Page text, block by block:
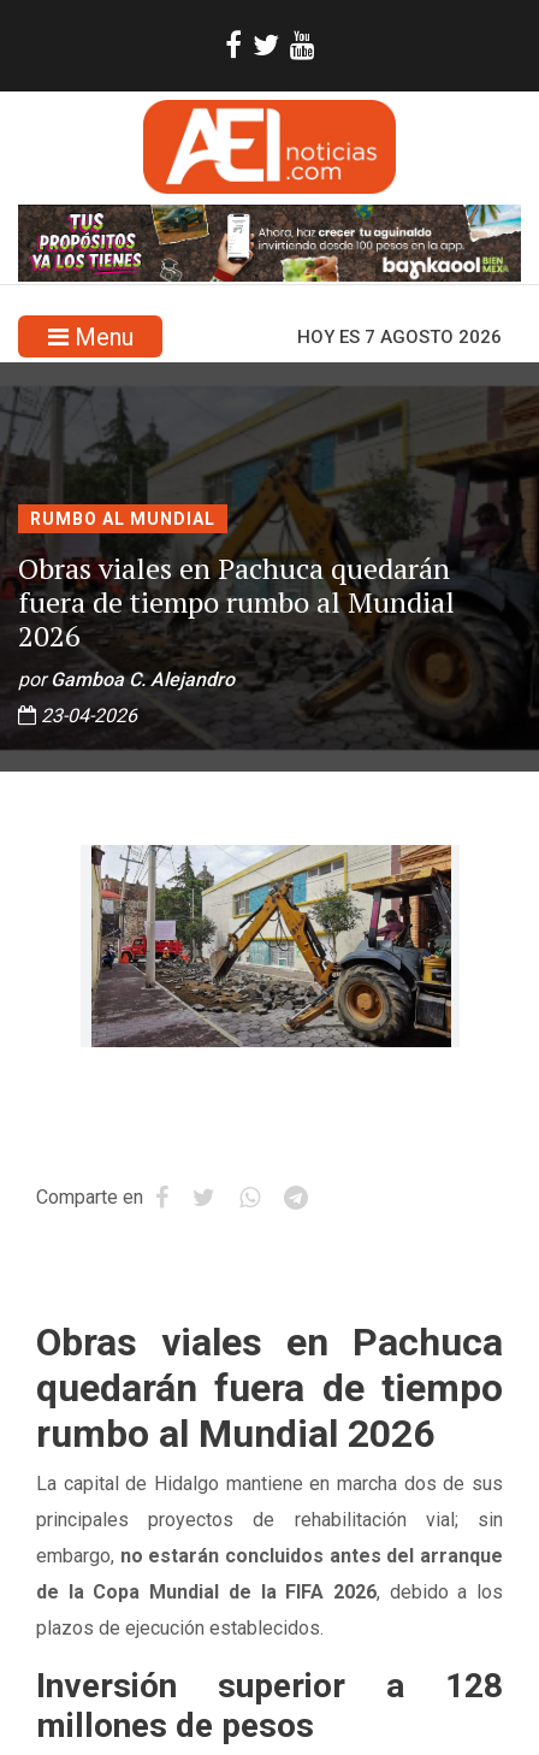
Menu HOY ES 7 AGOSTO 2026
RUMBO AL MUNDIAL
Obras viales en Pachuca quedarán
fuera de tiempo rumbo al Mundial
2026
porGamboa C. Alejandro
23-04-2026
Comparte en
Obras viales en Pachuca
quedarán fuera de tiempo
rumbo al Mundial 2026
La capital de Hidalgo mantiene en marcha dos de sus
principales proyectos de rehabilitación vial; sin
embargo, no estarán concluidos antes del arranque
de la Copa Mundial de la FIFA 2026, debido a los
plazos de ejecución establecidos.
Inversión superior a 128
millones de pesos